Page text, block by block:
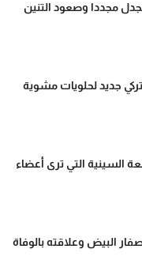
مجددا وصعود التنين
جديد لحلويات مشوية
السينية التي ترى أعضاء
البيض وعلاقته بالوفاة